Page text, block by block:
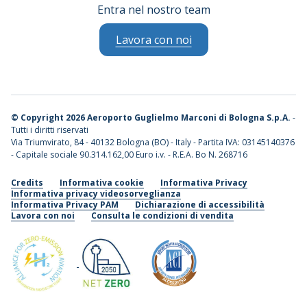
Entra nel nostro team
Lavora con noi
© Copyright 2026 Aeroporto Guglielmo Marconi di Bologna S.p.A. -
Tutti i diritti riservati
Via Triumvirato, 84 - 40132 Bologna (BO) - Italy - Partita IVA: 03145140376
- Capitale sociale 90.314.162,00 Euro i.v. - R.E.A. Bo N. 268716
Credits Informativa cookie
Informativa Privacy
Informativa privacy videosorveglianza
Informativa Privacy PAM
Dichiarazione di accessibilità
Lavora con noi
Consulta le condizioni di vendita